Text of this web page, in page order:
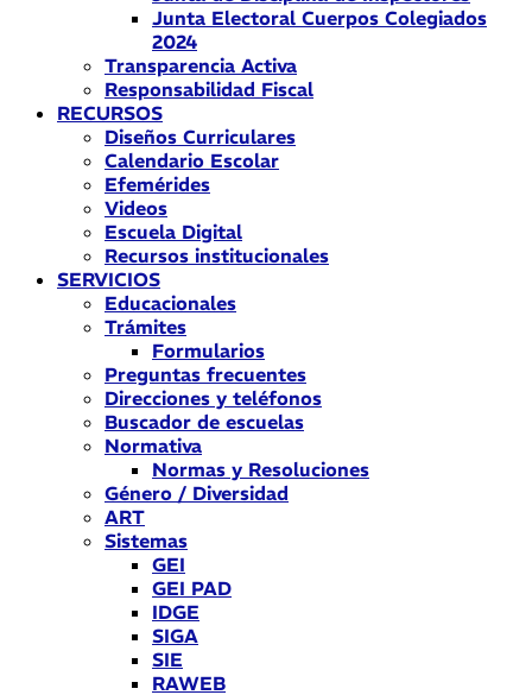
Junta Electoral Cuerpos Colegiados
2024
Transparencia Activa
Responsabilidad Fiscal
RECURSOS
Diseños Curriculares
Calendario Escolar
Efemérides
Videos
Escuela Digital
Recursos institucionales
SERVICIOS
Educacionales
Trámites
Formularios
Preguntas frecuentes
Direcciones y teléfonos
Buscador de escuelas
Normativa
Normas y Resoluciones
Género / Diversidad
ART
Sistemas
GEI
GEI PAD
IDGE
SIGA
SIE
RAWEB